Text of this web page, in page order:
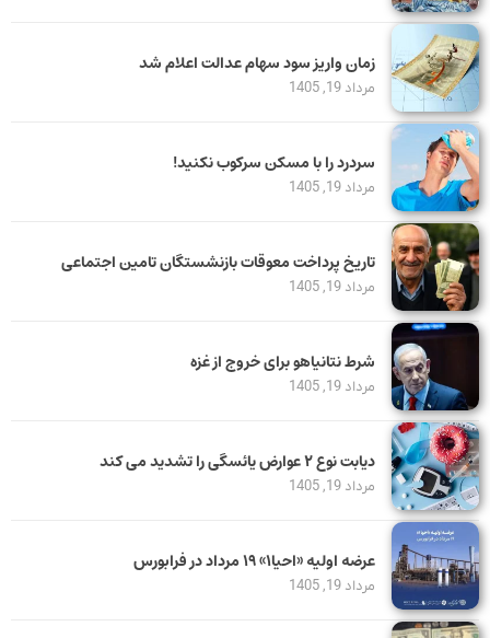
زمان واریز سود سهام عدالت اعلام شد
مرداد 19, 1405
سردرد را با مسکن سرکوب نکنید!
مرداد 19, 1405
تاریخ پرداخت معوقات بازنشستگان تامین اجتماعی
مرداد 19, 1405
شرط نتانیاهو برای خروج از غزه
مرداد 19, 1405
دیابت نوع ۲ عوارض یائسگی را تشدید می کند
مرداد 19, 1405
عرضه اولیه «احیا۱» ۱۹ مرداد در فرابورس
مرداد 19, 1405